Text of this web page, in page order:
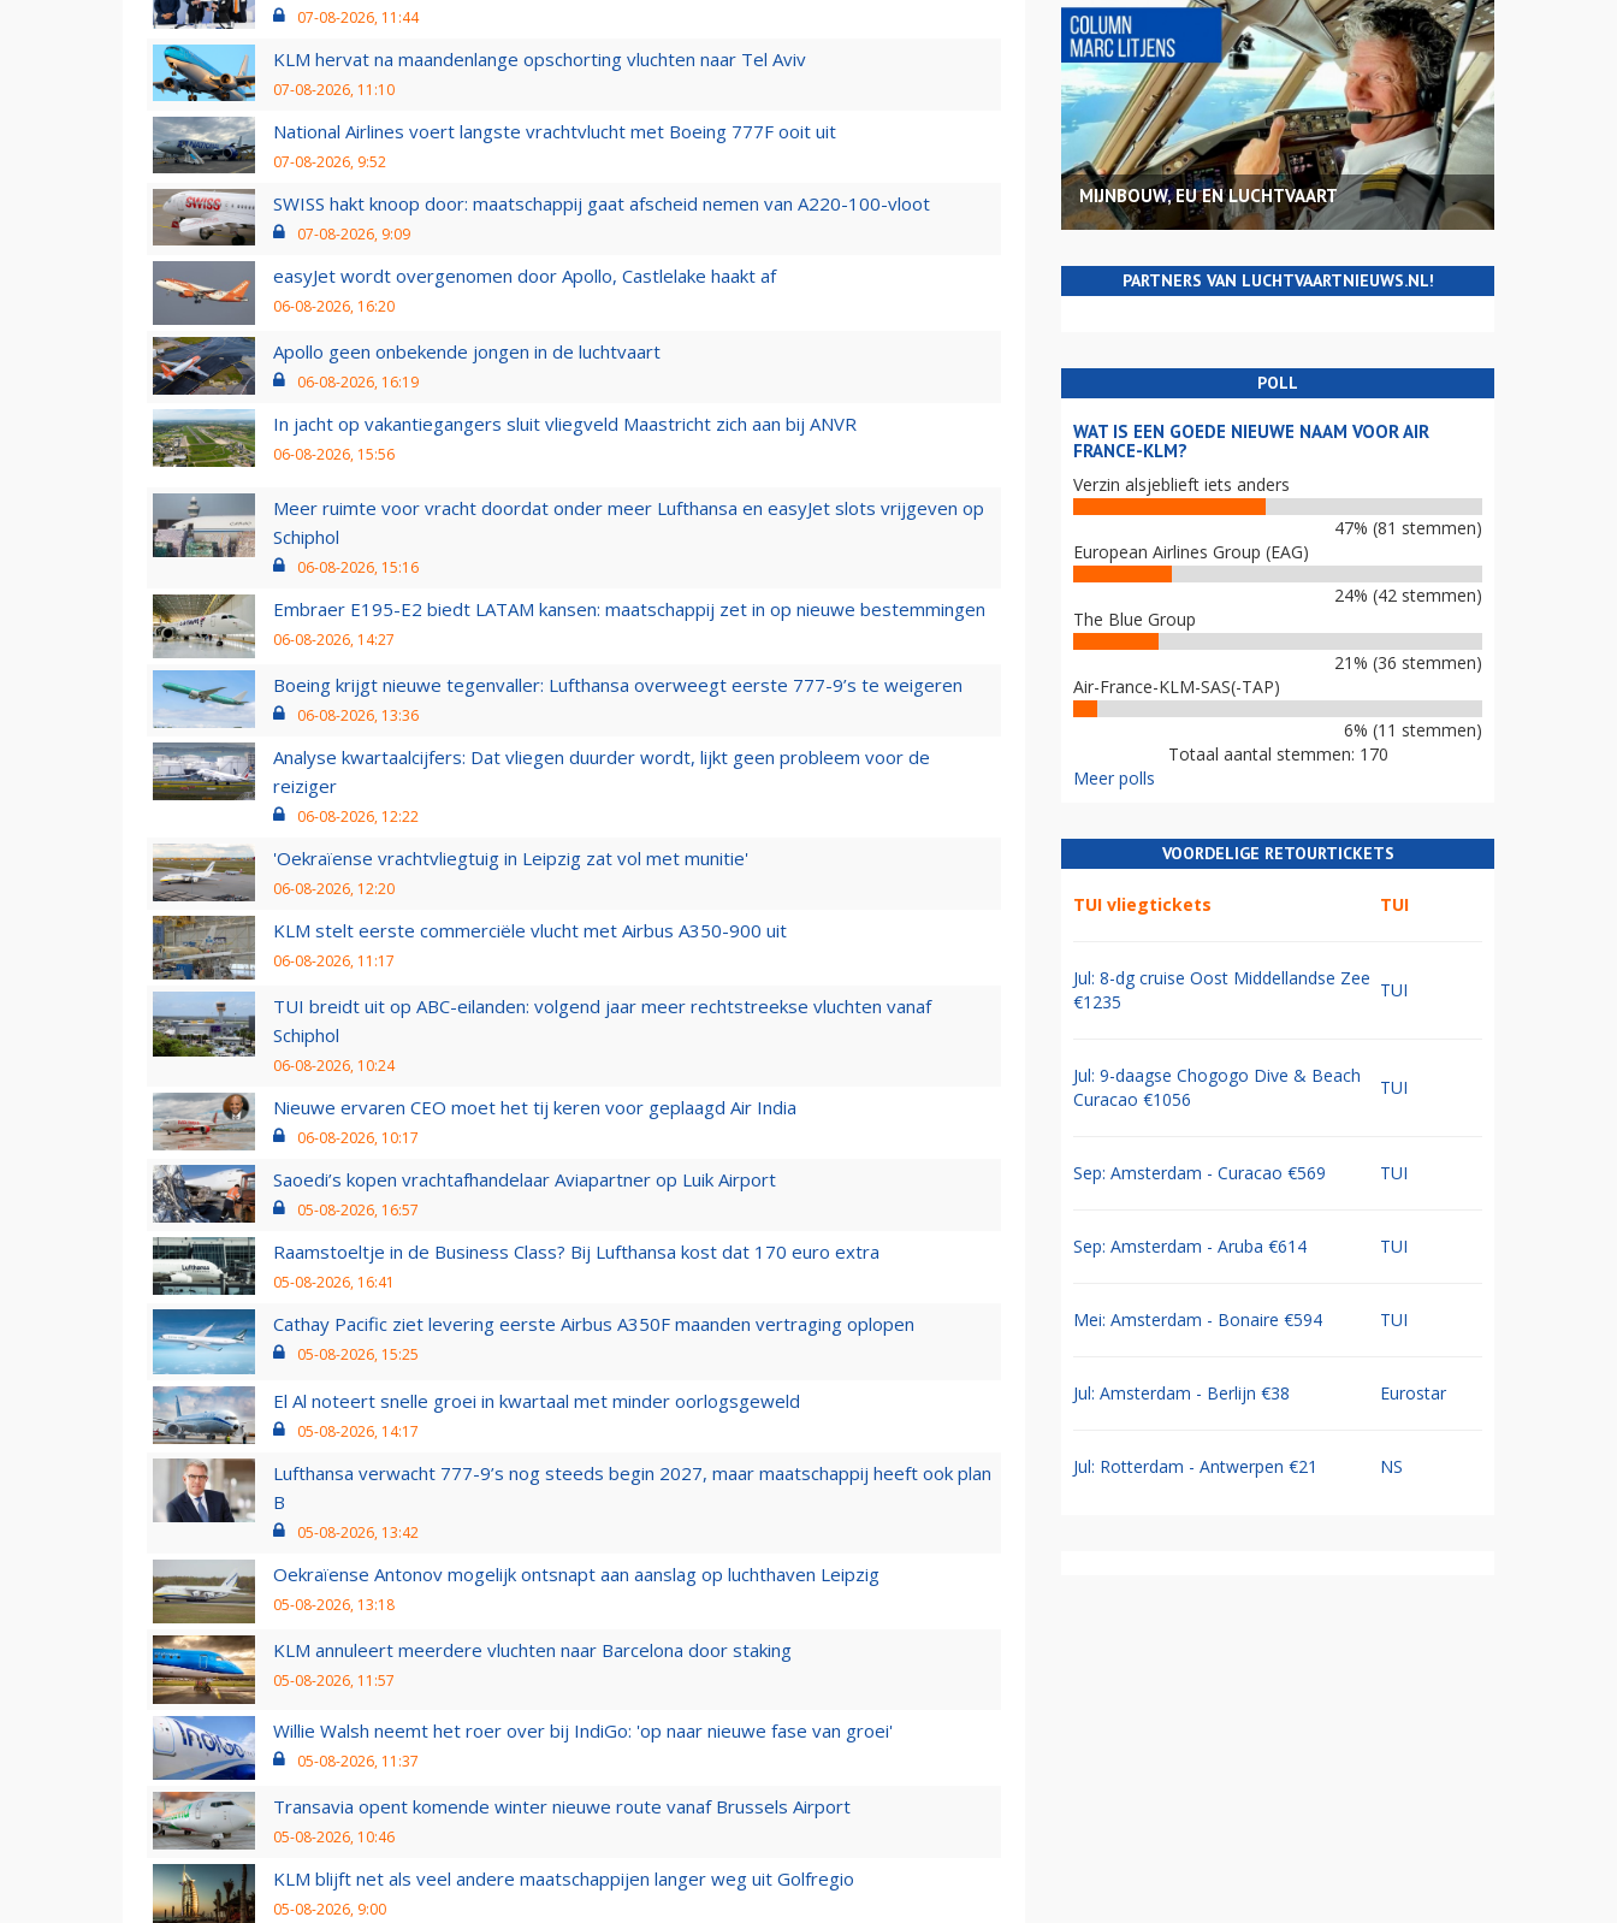
07-08-2026, 11:44
KLM hervat na maandenlange opschorting vluchten naar Tel Aviv
07-08-2026, 11:10
National Airlines voert langste vrachtvlucht met Boeing 777F ooit uit
07-08-2026, 9:52
SWISS hakt knoop door: maatschappij gaat afscheid nemen van A220-100-vloot
07-08-2026, 9:09
easyJet wordt overgenomen door Apollo, Castlelake haakt af
06-08-2026, 16:20
Apollo geen onbekende jongen in de luchtvaart
06-08-2026, 16:19
In jacht op vakantiegangers sluit vliegveld Maastricht zich aan bij ANVR
06-08-2026, 15:56
Meer ruimte voor vracht doordat onder meer Lufthansa en easyJet slots vrijgeven op
Schiphol
06-08-2026, 15:16
Embraer E195-E2 biedt LATAM kansen: maatschappij zet in op nieuwe bestemmingen
06-08-2026, 14:27
Boeing krijgt nieuwe tegenvaller: Lufthansa overweegt eerste 777-9’s te weigeren
06-08-2026, 13:36
Analyse kwartaalcijfers: Dat vliegen duurder wordt, lijkt geen probleem voor de
reiziger
06-08-2026, 12:22
'Oekraïense vrachtvliegtuig in Leipzig zat vol met munitie'
06-08-2026, 12:20
KLM stelt eerste commerciële vlucht met Airbus A350-900 uit
06-08-2026, 11:17
TUI breidt uit op ABC-eilanden: volgend jaar meer rechtstreekse vluchten vanaf
Schiphol
06-08-2026, 10:24
Nieuwe ervaren CEO moet het tij keren voor geplaagd Air India
06-08-2026, 10:17
Saoedi’s kopen vrachtafhandelaar Aviapartner op Luik Airport
05-08-2026, 16:57
Raamstoeltje in de Business Class? Bij Lufthansa kost dat 170 euro extra
05-08-2026, 16:41
Cathay Pacific ziet levering eerste Airbus A350F maanden vertraging oplopen
05-08-2026, 15:25
El Al noteert snelle groei in kwartaal met minder oorlogsgeweld
05-08-2026, 14:17
Lufthansa verwacht 777-9’s nog steeds begin 2027, maar maatschappij heeft ook plan
B
05-08-2026, 13:42
Oekraïense Antonov mogelijk ontsnapt aan aanslag op luchthaven Leipzig
05-08-2026, 13:18
KLM annuleert meerdere vluchten naar Barcelona door staking
05-08-2026, 11:57
Willie Walsh neemt het roer over bij IndiGo: 'op naar nieuwe fase van groei'
05-08-2026, 11:37
Transavia opent komende winter nieuwe route vanaf Brussels Airport
05-08-2026, 10:46
KLM blijft net als veel andere maatschappijen langer weg uit Golfregio
05-08-2026, 9:00
MIJNBOUW, EU EN LUCHTVAART
PARTNERS VAN LUCHTVAARTNIEUWS.NL!
POLL
WAT IS EEN GOEDE NIEUWE NAAM VOOR AIR
FRANCE-KLM?
Verzin alsjeblieft iets anders
47% (81 stemmen)
European Airlines Group (EAG)
24% (42 stemmen)
The Blue Group
21% (36 stemmen)
Air-France-KLM-SAS(-TAP)
6% (11 stemmen)
Totaal aantal stemmen: 170
Meer polls
VOORDELIGE RETOURTICKETS
TUI vliegtickets TUI
Jul: 8-dg cruise Oost Middellandse Zee
€1235
TUI
Jul: 9-daagse Chogogo Dive & Beach
Curacao €1056
TUI
Sep: Amsterdam - Curacao €569 TUI
Sep: Amsterdam - Aruba €614 TUI
Mei: Amsterdam - Bonaire €594 TUI
Jul: Amsterdam - Berlijn €38 Eurostar
Jul: Rotterdam - Antwerpen €21 NS